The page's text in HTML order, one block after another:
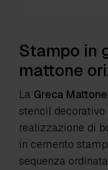
Stampo in
mattone
La Greca
stencil
realizzazione di
in cemento
sequenza